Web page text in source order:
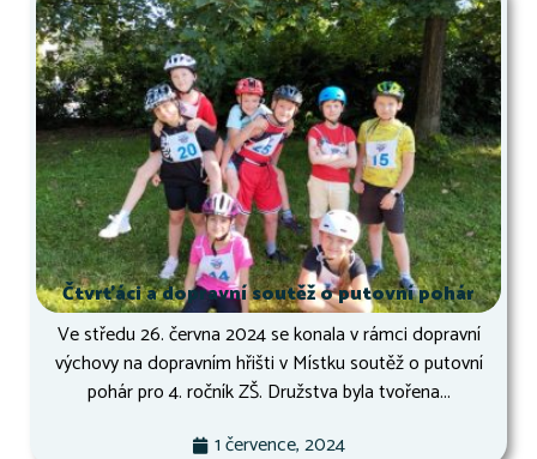
Čtvrťáci a dopravní soutěž o putovní pohár
Ve středu 26. června 2024 se konala v rámci dopravní
výchovy na dopravním hřišti v Místku soutěž o putovní
pohár pro 4. ročník ZŠ. Družstva byla tvořena...
1 července, 2024